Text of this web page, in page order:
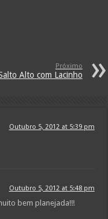
Próximo
Alto com Lacinho
Outubro 5, 2012 at 5:39 pm
Outubro 5, 2012 at 5:48 pm
bem planejada!!!